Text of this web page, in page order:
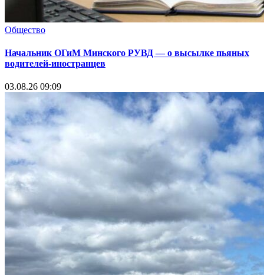
Общество
Начальник ОГиМ Минского РУВД — о высылке пьяных
водителей-иностранцев
03.08.26 09:09